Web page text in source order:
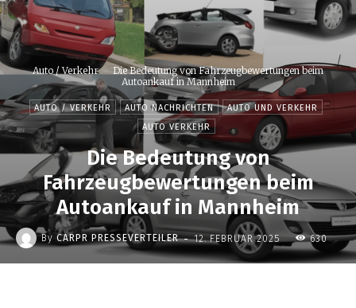
Auto / Verkehr
Die Bedeutung von Fahrzeugbewertungen beim
Autoankauf in Mannheim
AUTO / VERKEHR AUTO NACHRICHTEN
AUTO UND VERKEHR
AUTO VERKEHR
Die Bedeutung von
Fahrzeugbewertungen beim
Autoankauf in Mannheim
By CARPR PRESSEVERTEILER - 12. FEBRUAR 2025 630